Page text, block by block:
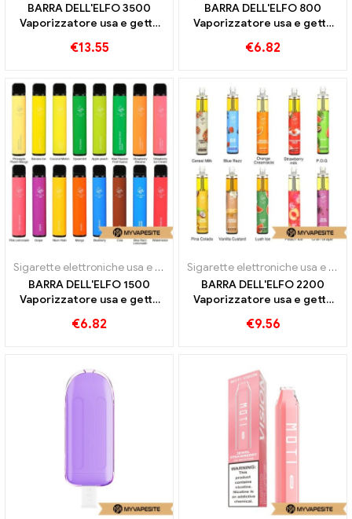
BARRA DELL'ELFO 3500
Vaporizzatore usa e getta
€13.55
BARRA DELL'ELFO 800
Vaporizzatore usa e getta
€6.82
Sigarette elettroniche usa e getta
BARRA DELL'ELFO 1500
Vaporizzatore usa e getta
€6.82
Sigarette elettroniche usa e getta
BARRA DELL'ELFO 2200
Vaporizzatore usa e getta
€9.56